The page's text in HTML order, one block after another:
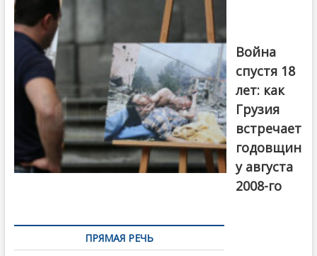
года. Фото:
Первый канал
Война
спустя 18
лет: как
Грузия
встречает
годовщин
у августа
2008-го
ПРЯМАЯ РЕЧЬ